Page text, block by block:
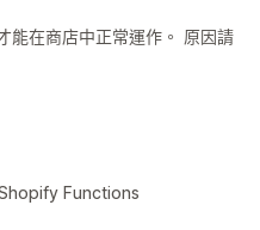
能在商店中正常運作。 原因請
Functions